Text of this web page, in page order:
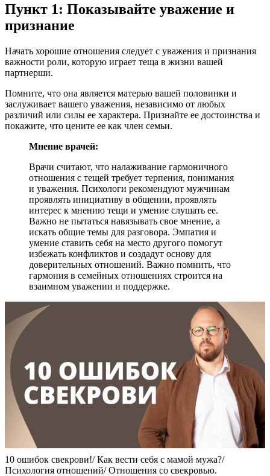
Пункт 1: Показывайте уважение и
признание
Начать хорошие отношения следует с уважения и признания
важности роли, которую играет теща в жизни вашей
партнерши.
Помните, что она является матерью вашей половинки и
заслуживает вашего уважения, независимо от любых
различий или силы ее характера. Признайте ее достоинства и
покажите, что цените ее как член семьи.
Мнение врачей:
Врачи считают, что налаживание гармоничного
отношения с тещей требует терпения, понимания
и уважения. Психологи рекомендуют мужчинам
проявлять инициативу в общении, проявлять
интерес к мнению тещи и умение слушать ее.
Важно не пытаться навязывать свое мнение, а
искать общие темы для разговора. Эмпатия и
умение ставить себя на место другого помогут
избежать конфликтов и создадут основу для
доверительных отношений. Важно помнить, что
гармония в семейных отношениях строится на
взаимном уважении и поддержке.
10 ошибок свекрови!/ Как вести себя с мамой мужа?/
Психология отношений/ Отношения со свекровью.